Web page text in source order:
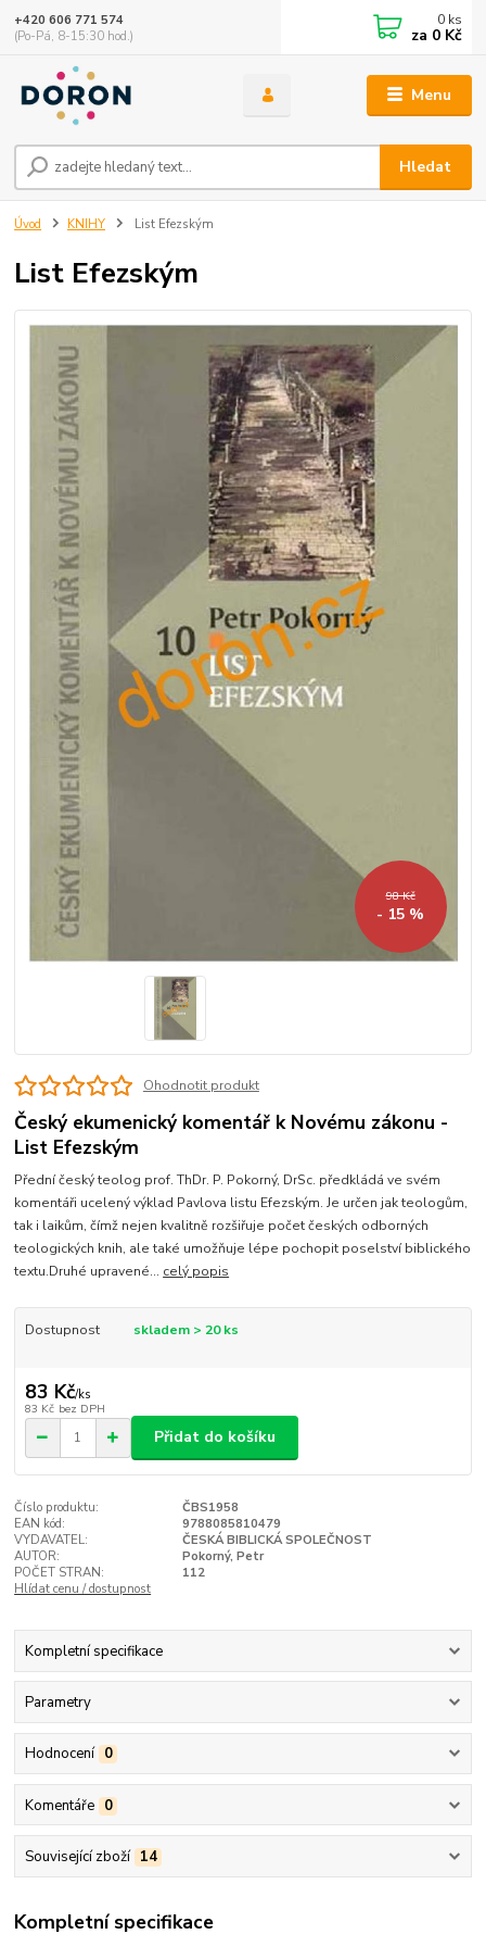
Menu
Hledat
+420 606 771 574
(Po-Pá, 8-15:30 hod.)
0 ks
za 0 Kč
Úvod KNIHY List Efezským
List Efezským
98 Kč
- 15 %
Ohodnotit produkt
Český ekumenický komentář k Novému zákonu -
List Efezským
Přední český teolog prof. ThDr. P. Pokorný, DrSc. předkládá ve svém
komentáři ucelený výklad Pavlova listu Efezským. Je určen jak teologům,
tak i laikům, čímž nejen kvalitně rozšiřuje počet českých odborných
teologických knih, ale také umožňuje lépe pochopit poselství biblického
textu.Druhé upravené... celý popis
Dostupnost skladem > 20 ks
83 Kč/ks
83 Kč bez DPH
Přidat do košíku
Číslo produktu:
ČBS1958
EAN kód:
9788085810479
VYDAVATEL:
ČESKÁ BIBLICKÁ SPOLEČNOST
AUTOR:
Pokorný, Petr
POČET STRAN:
112
Hlídat cenu / dostupnost
Kompletní specifikace
Parametry
Hodnocení 0
Komentáře 0
Související zboží 14
Kompletní specifikace